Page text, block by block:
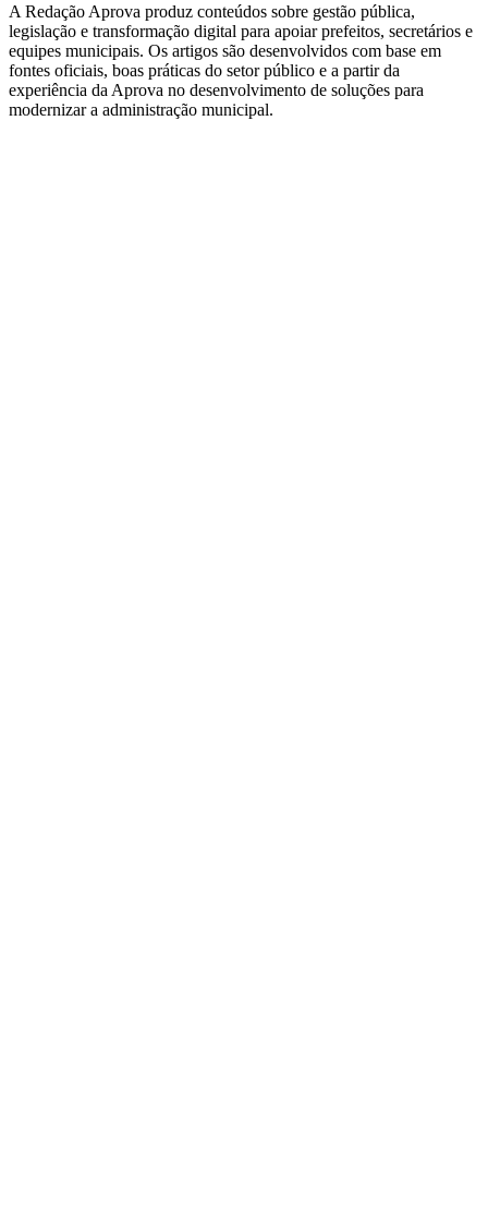
A Redação Aprova produz conteúdos sobre gestão pública,
legislação e transformação digital para apoiar prefeitos, secretários e
equipes municipais. Os artigos são desenvolvidos com base em
fontes oficiais, boas práticas do setor público e a partir da
experiência da Aprova no desenvolvimento de soluções para
modernizar a administração municipal.